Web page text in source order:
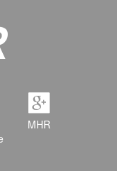
MHR